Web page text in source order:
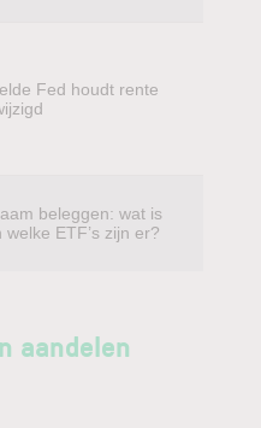
Fed houdt rente
beleggen: wat is
welke ETF’s zijn er?
aandelen